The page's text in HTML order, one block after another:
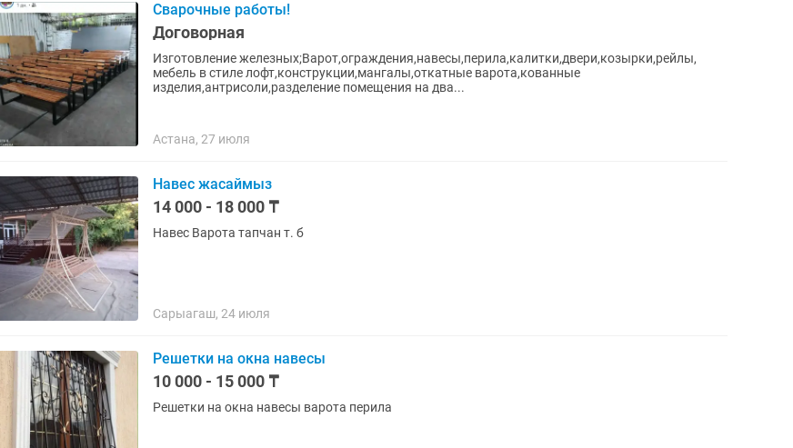
Сварочные работы!
Договорная
Изготовление железных;Варот,ограждения,навесы,перила,калитки,двери,козырки,рейлы,
мебель в стиле лофт,конструкции,мангалы,откатные варота,кованные
изделия,антрисоли,разделение помещения на два...
Астана, 27 июля
Навес жасаймыз
14 000 - 18 000 ₸
Навес Варота тапчан т. б
Сарыагаш, 24 июля
Решетки на окна навесы
10 000 - 15 000 ₸
Решетки на окна навесы варота перила